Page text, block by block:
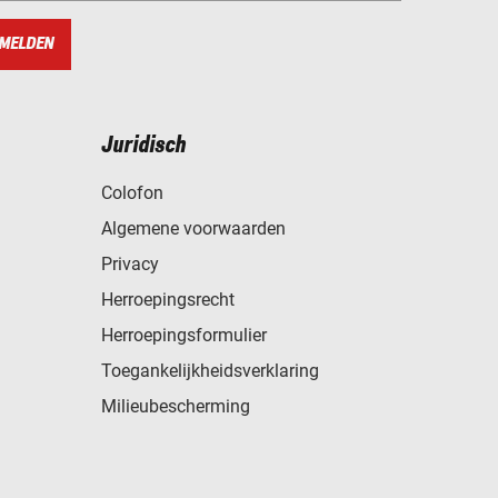
Juridisch
Colofon
Algemene voorwaarden
Privacy
Herroepingsrecht
Herroepingsformulier
Toegankelijkheidsverklaring
Milieubescherming